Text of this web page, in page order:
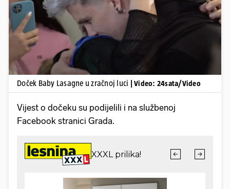
Pokretanje videa...
Doček Baby Lasagne u zračnoj luci | Video: 24sata/Video
Vijest o dočeku su podijelili i na službenoj
Facebook stranici Grada.